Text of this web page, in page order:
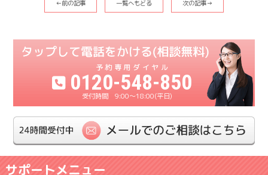
←前の記事 一覧へもどる 次の記事→
0120-548-850
9:00〜18:00(平日)
サポートメニュー